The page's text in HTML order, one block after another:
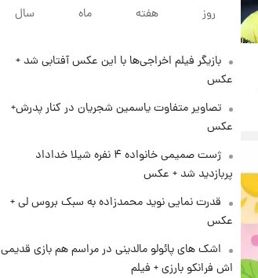
۱ روز پیش
پرداخت و زمان تحویل | سود
مشخص شد
تمام شد + عکس / خداحافظی
صمیمانه آبی ها با رامین!
روز هفته ماه سال
بازیگر فیلم اخراجی‌ها با این عکس آفتابی شد +
عکس
تصاویر متفاوت یاسمین شجریان در کنار پدرش+
عکس
ژست صمیمی خانواده ۴ نفره شیلا خداداد
پربازدید شد + عکس
قدرت نمایی نوید محمدزاده به سبک بروس لی +
عکس
اشک های پائولو مالدینی در مراسم هم بازی قدیمی
اش فرانکو بارزی + فیلم